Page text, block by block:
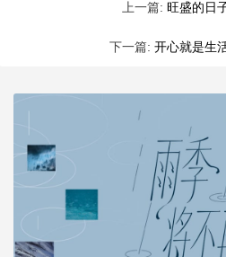
上一篇: 旺盛的日
下一篇: 开心就是生